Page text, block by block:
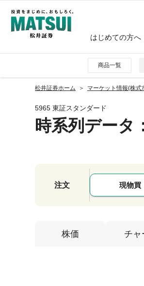
はじめての方へ
商品一覧
松井証券ホーム マーケット情報(株
5965 東証スタンダード
時系列データ
注文 現物買
株価 チャ